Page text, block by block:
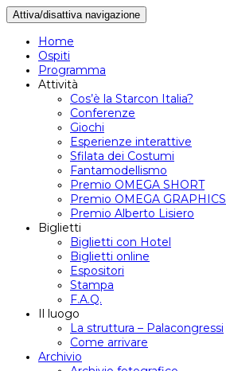
Attiva/disattiva navigazione
Home
Ospiti
Programma
Attività
Cos’è la Starcon Italia?
Conferenze
Giochi
Esperienze interattive
Sfilata dei Costumi
Fantamodellismo
Premio OMEGA SHORT
Premio OMEGA GRAPHICS
Premio Alberto Lisiero
Biglietti
Biglietti con Hotel
Biglietti online
Espositori
Stampa
F.A.Q.
Il luogo
La struttura – Palacongressi
Come arrivare
Archivio